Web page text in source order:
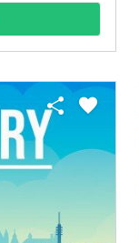
share favorite